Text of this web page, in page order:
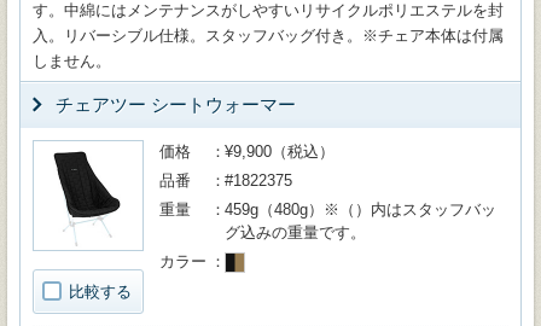
す。中綿にはメンテナンスがしやすいリサイクルポリエステルを封
入。リバーシブル仕様。スタッフバッグ付き。※チェア本体は付属
しません。
チェアツー シートウォーマー
比較する
価格
¥9,900（税込）
品番
#1822375
重量
459g（480g）※（）内はスタッフバッ
グ込みの重量です。
カラー